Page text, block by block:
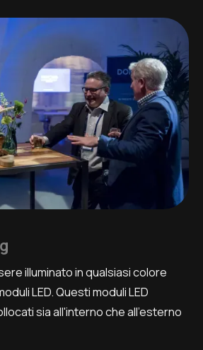
illuminato in qualsiasi colore
LED. Questi moduli LED
sia all'interno che all'esterno